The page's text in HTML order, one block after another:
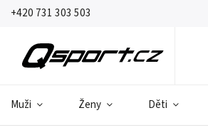
+420 731 303 503
Muži Ženy Děti